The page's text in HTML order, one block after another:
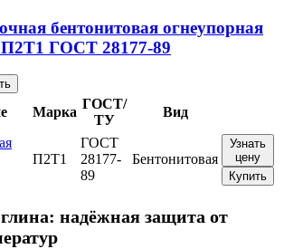
бентонитовая огнеупорная
П2Т1 ГОСТ 28177-89
Марка
ГОСТ/
ТУ
Вид
П2Т1
ГОСТ
28177-
89
Бентонитовая
Узнать
цену
Купить
надёжная защита от